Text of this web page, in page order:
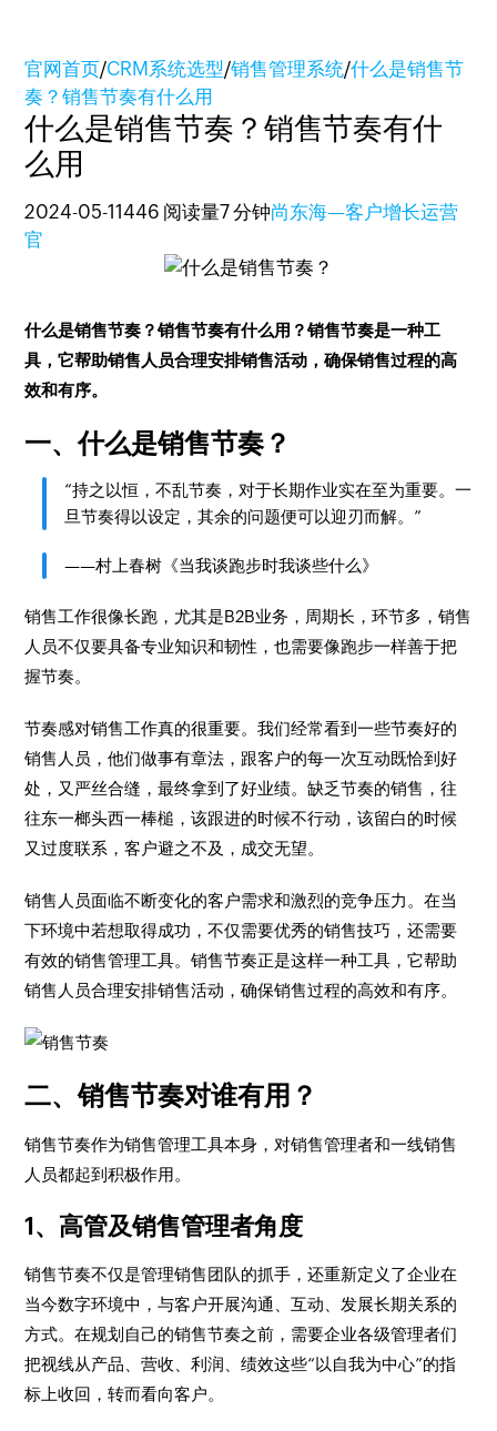
官网首页/CRM系统选型/销售管理系统/什么是销售节
奏？销售节奏有什么用
什么是销售节奏？销售节奏有什
么用
2024-05-11446 阅读量7 分钟尚东海—客户增长运营
官
什么是销售节奏？销售节奏有什么用？销售节奏是一种工
具，它帮助销售人员合理安排销售活动，确保销售过程的高
效和有序。
一、什么是销售节奏？
“持之以恒，不乱节奏，对于长期作业实在至为重要。一
旦节奏得以设定，其余的问题便可以迎刃而解。”
——村上春树《当我谈跑步时我谈些什么》
销售工作很像长跑，尤其是B2B业务，周期长，环节多，销售
人员不仅要具备专业知识和韧性，也需要像跑步一样善于把
握节奏。
节奏感对销售工作真的很重要。我们经常看到一些节奏好的
销售人员，他们做事有章法，跟客户的每一次互动既恰到好
处，又严丝合缝，最终拿到了好业绩。缺乏节奏的销售，往
往东一榔头西一棒槌，该跟进的时候不行动，该留白的时候
又过度联系，客户避之不及，成交无望。
销售人员面临不断变化的客户需求和激烈的竞争压力。在当
下环境中若想取得成功，不仅需要优秀的销售技巧，还需要
有效的销售管理工具。销售节奏正是这样一种工具，它帮助
销售人员合理安排销售活动，确保销售过程的高效和有序。
二、销售节奏对谁有用？
销售节奏作为销售管理工具本身，对销售管理者和一线销售
人员都起到积极作用。
1、高管及销售管理者角度
销售节奏不仅是管理销售团队的抓手，还重新定义了企业在
当今数字环境中，与客户开展沟通、互动、发展长期关系的
方式。在规划自己的销售节奏之前，需要企业各级管理者们
把视线从产品、营收、利润、绩效这些“以自我为中心”的指
标上收回，转而看向客户。